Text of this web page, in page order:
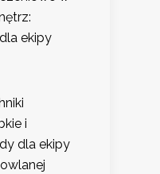
ekipy
i
dla ekipy